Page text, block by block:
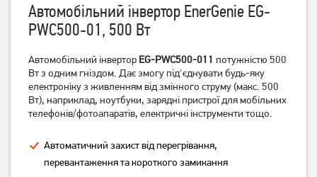
Інвертор Carspa СPS1000-
122 1000Вт
12 849грн
10 279грн
Інвертор EnerGenie EG-
PWC-PS500-01 500 Вт
4 719 грн
3 769грн
Автомобільний інвертор EnerGenie EG-
PWC500-01, 500 Вт
Автомобільний інвертор EG-PWC500-011 потужністю 500
Вт з одним гніздом. Дає змогу під'єднувати будь-яку
електроніку з живленням від змінного струму (макс. 500
Вт), наприклад, ноутбуки, зарядні пристрої для мобільних
телефонів/фотоапаратів, електричні інструменти тощо.
Автоматичний захист від перегрівання,
перевантаження та короткого замикання